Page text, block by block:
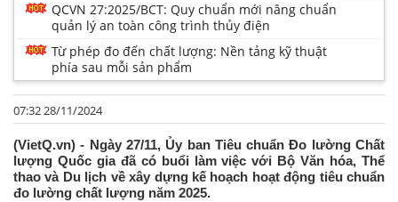
QCVN 27:2025/BCT: Quy chuẩn mới nâng chuẩn
quản lý an toàn công trình thủy điện
Từ phép đo đến chất lượng: Nền tảng kỹ thuật
phía sau mỗi sản phẩm
07:32 28/11/2024
(VietQ.vn) - Ngày 27/11, Ủy ban Tiêu chuẩn Đo lường Chất
lượng Quốc gia đã có buổi làm việc với Bộ Văn hóa, Thể
thao và Du lịch về xây dựng kế hoạch hoạt động tiêu chuẩn
đo lường chất lượng năm 2025.